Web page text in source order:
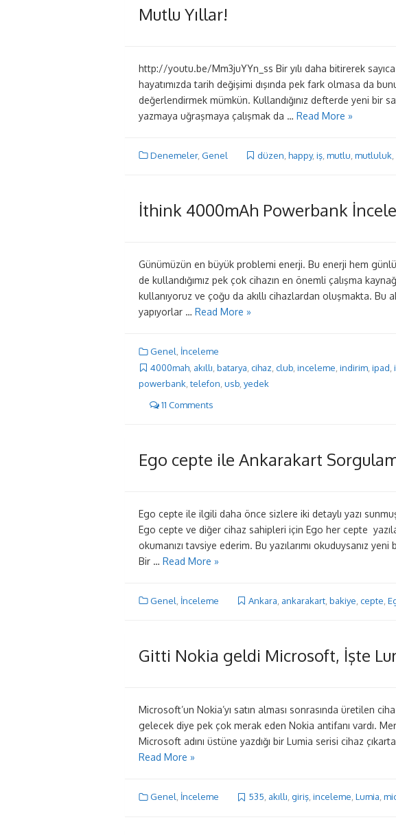
Mutlu Yıllar!
http://youtu.be/Mm3juYYn_ss Bir yılı daha bitirerek
hayatımızda tarih değişimi dışında pek fark olmasa da
değerlendirmek mümkün. Kullandığınız defterde yeni bir
yazmaya uğraşmaya çalışmak da … Read More »
Denemeler, Genel düzen happy, iş, mutlu mutluluk
İthink 4000mAh Powerbank
Günümüzün en büyük problemi enerji. Bu enerji hem
de kullandığımız pek çok cihazın en önemli çalışma
kullanıyoruz ve çoğu da akıllı cihazlardan oluşmakta. Bu
yapıyorlar … Read More »
Genel, İnceleme
4000mah akıllı batarya cihaz club inceleme indirim ipad
powerbank ,telefon usb yedek
11 Comments
Ego cepte ile Ankarakart
Ego cepte ile ilgili daha önce sizlere iki detaylı yazı
Ego cepte ve diğer cihaz sahipleri için Ego her cepte
okumanızı tavsiye ederim. Bu yazılarımı okuduysanız
Bir … Read More »
Genel İnceleme Ankara ankarakart, bakiye cepte
Gitti Nokia geldi Microsoft, İşte
Microsoft’un Nokia’yı satın alması sonrasında üretilen
gelecek diye pek çok merak eden Nokia antifanı vardı.
Microsoft adını üstüne yazdığı bir Lumia serisi cihaz
Read More »
Genel, İnceleme 535, akıllı, giriş, inceleme, Lumia,